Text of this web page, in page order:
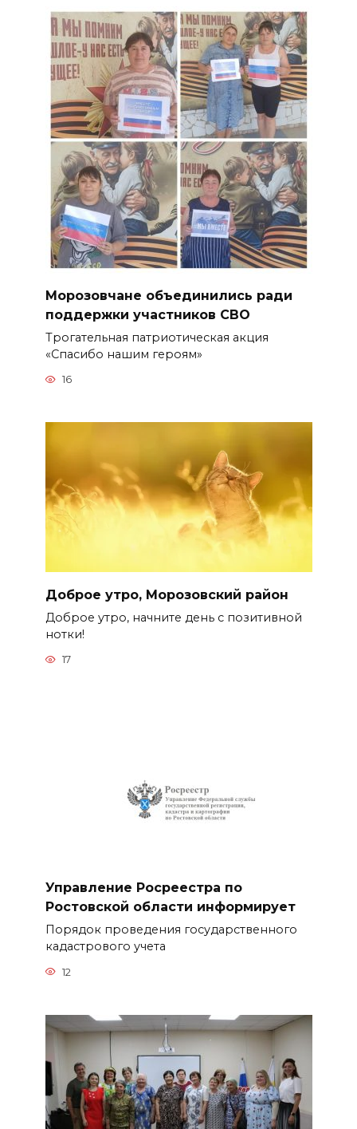
Морозовчане объединились ради
поддержки участников СВО
Трогательная патриотическая акция
«Спасибо нашим героям»
16
Доброе утро, Морозовский район
Доброе утро, начните день с позитивной
нотки!
17
Управление Росреестра по
Ростовской области информирует
Порядок проведения государственного
кадастрового учета
12